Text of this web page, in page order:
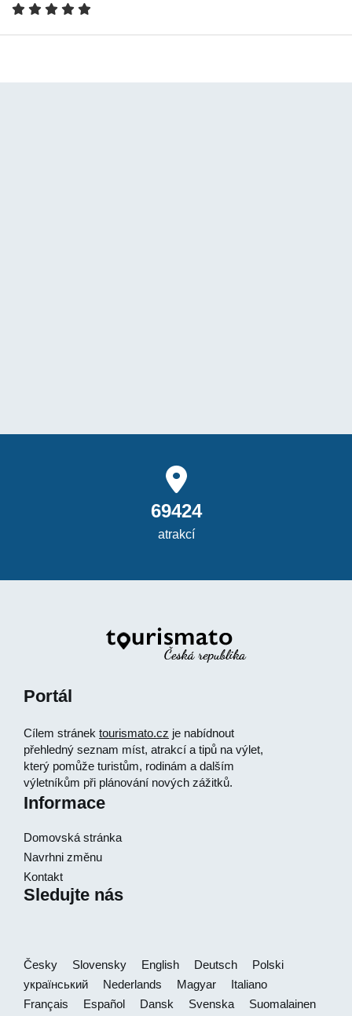
69424
atrakcí
Portál
Cílem stránek tourismato.cz je nabídnout
přehledný seznam míst, atrakcí a tipů na výlet,
který pomůže turistům, rodinám a dalším
výletníkům při plánování nových zážitků.
Informace
Domovská stránka
Navrhni změnu
Kontakt
Sledujte nás
Česky Slovensky English Deutsch
Polski
український
Nederlands Magyar
Italiano
Français
Español Dansk Svenska Suomalainen